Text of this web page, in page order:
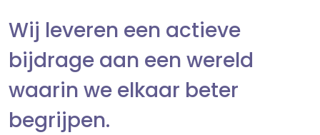
Wij leveren een actieve
bijdrage aan een wereld
waarin we elkaar beter
begrijpen.